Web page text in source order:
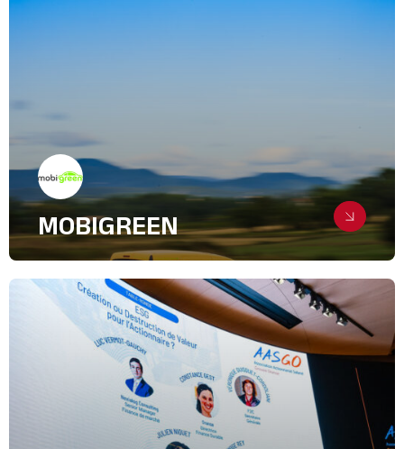
Relations Presse
MOBIGREEN
Une communication de transition
Création de supports
Digital & Community Management
Relations Presse
Green Tech
Transport, Logistique